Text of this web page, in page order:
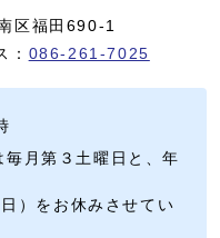
区福田690-1
： 086-261-7025
毎月第３土曜日と、年
）をお休みさせてい